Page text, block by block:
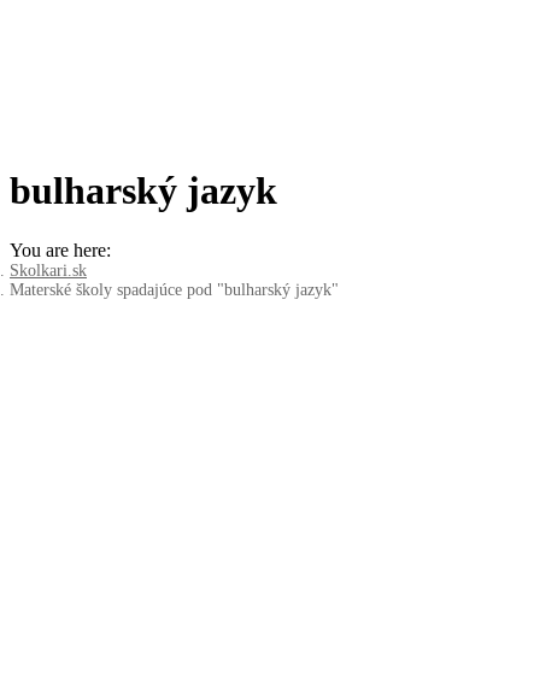
bulharský jazyk
You are here:
Skolkari.sk
Materské školy spadajúce pod "bulharský jazyk"